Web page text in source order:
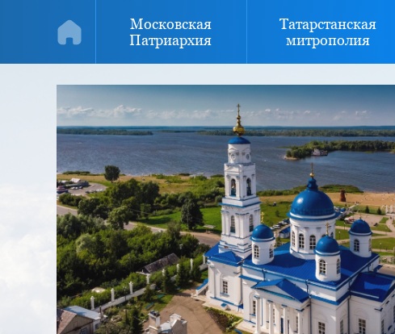
Московская
Патриархия
Татарстанская
митрополия